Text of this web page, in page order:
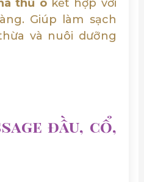
thủ ôkết hợp với
Giúp làm sạch
và nuôi dưỡng
đầu, cổ,